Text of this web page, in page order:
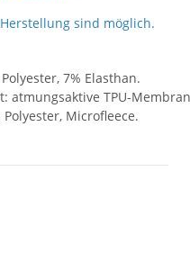
sind möglich.
7% Elasthan.
atmungsaktive TPU-
Microfleece.